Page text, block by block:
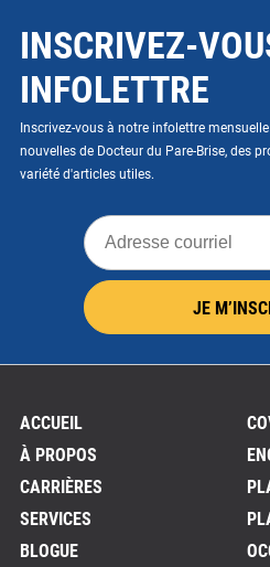
postal
INSCRIVEZ-
INFOLETTRE
Inscrivez-vous à notre infolettre
nouvelles de Docteur du Pare-Brise, des
variété d'articles utiles.
Adresse
courriel
JE
ACCUEIL
À PROPOS
CARRIÈRES
SERVICES
BLOGUE